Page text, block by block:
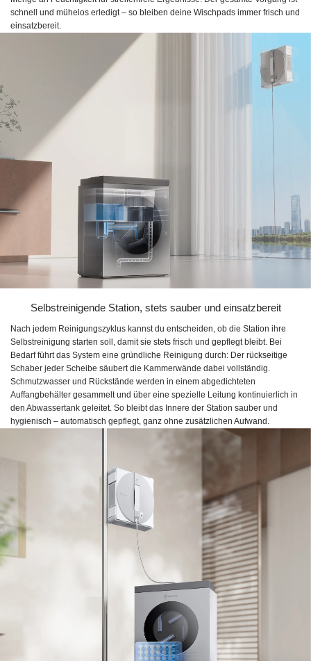
schnell und mühelos erledigt – so bleiben deine Wischpads immer frisch und
einsatzbereit.
Selbstreinigende Station, stets sauber und einsatzbereit
Nach jedem Reinigungszyklus kannst du entscheiden, ob die Station ihre
Selbstreinigung starten soll, damit sie stets frisch und gepflegt bleibt. Bei
Bedarf führt das System eine gründliche Reinigung durch: Der rückseitige
Schaber jeder Scheibe säubert die Kammerwände dabei vollständig.
Schmutzwasser und Rückstände werden in einem abgedichteten
Auffangbehälter gesammelt und über eine spezielle Leitung kontinuierlich in
den Abwassertank geleitet. So bleibt das Innere der Station sauber und
hygienisch – automatisch gepflegt, ganz ohne zusätzlichen Aufwand.